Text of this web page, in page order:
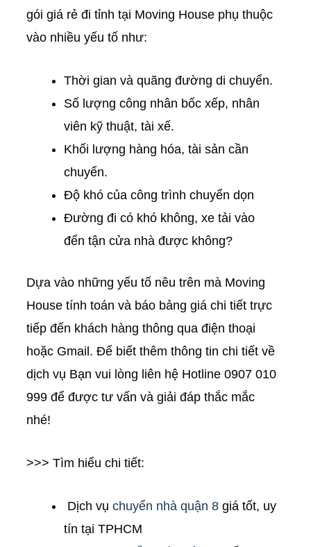
gói giá rẻ đi tỉnh tại Moving House phụ thuộc
vào nhiều yếu tố như:
Thời gian và quãng đường di chuyển.
Số lượng công nhân bốc xếp, nhân
viên kỹ thuật, tài xế.
Khối lượng hàng hóa, tài sản cần
chuyển.
Độ khó của công trình chuyển dọn
Đường đi có khó không, xe tải vào
đến tận cửa nhà được không?
Dựa vào những yếu tố nêu trên mà Moving
House tính toán và báo bảng giá chi tiết trực
tiếp đến khách hàng thông qua điện thoại
hoặc Gmail. Để biết thêm thông tin chi tiết về
dịch vụ Bạn vui lòng liên hệ Hotline 0907 010
999 để được tư vấn và giải đáp thắc mắc
nhé!
>>> Tìm hiểu chi tiết:
Dịch vụ chuyển nhà quận 8giá tốt, uy
tín tại TPHCM